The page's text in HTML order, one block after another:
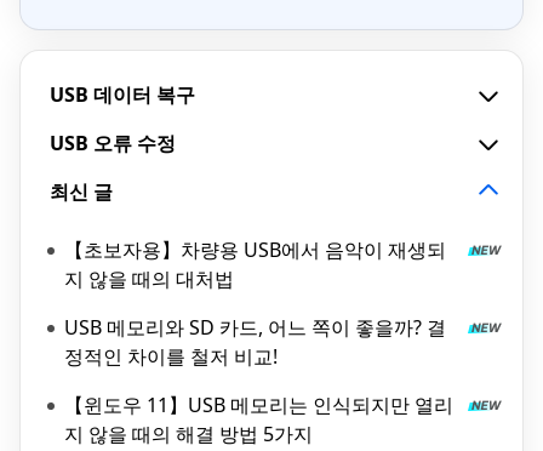
USB 데이터 복구
USB 오류 수정
최신 글
【초보자용】차량용 USB에서 음악이 재생되
지 않을 때의 대처법
USB 메모리와 SD 카드, 어느 쪽이 좋을까? 결
정적인 차이를 철저 비교!
【윈도우 11】USB 메모리는 인식되지만 열리
지 않을 때의 해결 방법 5가지